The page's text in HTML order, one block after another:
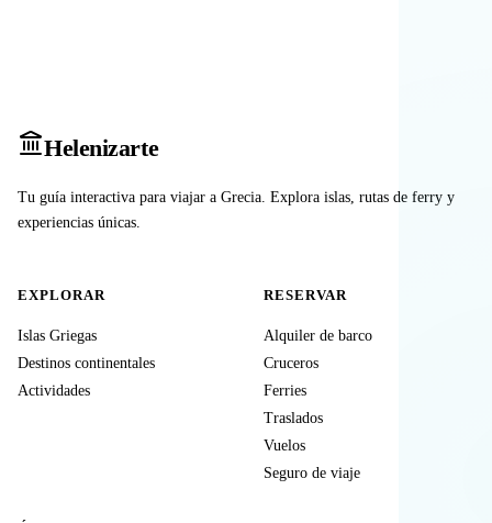
Helenizarte
Tu guía interactiva para viajar a Grecia. Explora islas, rutas de ferry y
experiencias únicas.
EXPLORAR
Islas Griegas
Destinos continentales
Actividades
RESERVAR
Alquiler de barco
Cruceros
Ferries
Traslados
Vuelos
Seguro de viaje